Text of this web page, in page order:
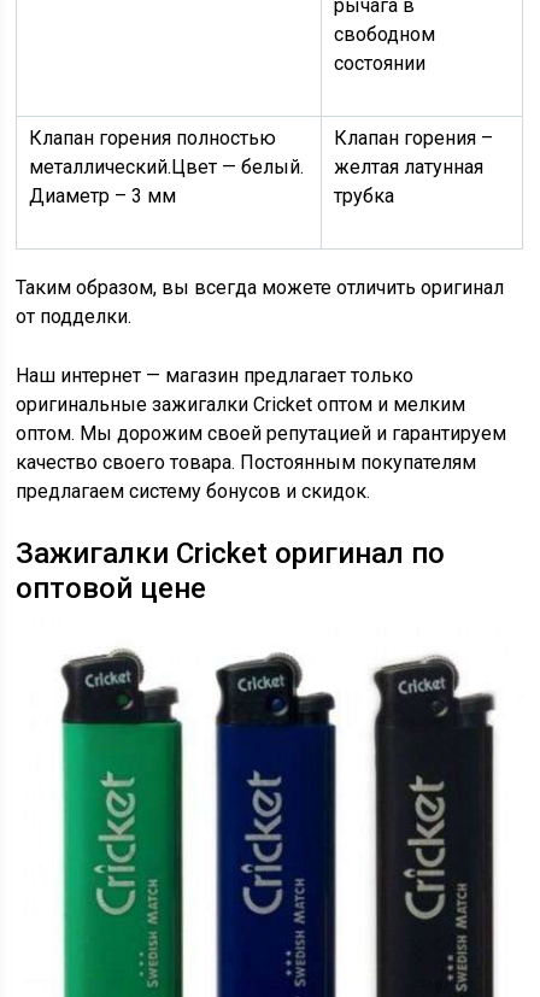
рычага в
свободном
состоянии
Клапан горения полностью
металлический.Цвет — белый.
Диаметр – 3 мм
Клапан горения –
желтая латунная
трубка
Таким образом, вы всегда можете отличить оригинал
от подделки.
Наш интернет — магазин предлагает только
оригинальные зажигалки Cricket оптом и мелким
оптом. Мы дорожим своей репутацией и гарантируем
качество своего товара. Постоянным покупателям
предлагаем систему бонусов и скидок.
Зажигалки Cricket оригинал по
оптовой цене